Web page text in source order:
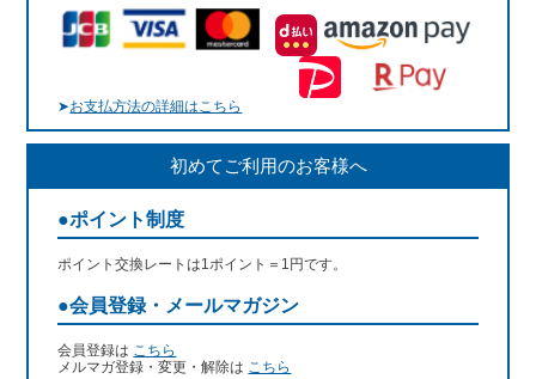
➤お支払方法の詳細はこちら
初めてご利用のお客様へ
●ポイント制度
ポイント交換レートは1ポイント＝1円です。
●会員登録・メールマガジン
会員登録は こちら
メルマガ登録・変更・解除は こちら